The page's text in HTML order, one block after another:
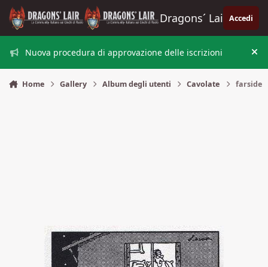
Vai al contenuto
Dragons´ Lair Accedi
Nuova procedura di approvazione delle iscrizioni
Home Gallery Album degli utenti Cavolate farside